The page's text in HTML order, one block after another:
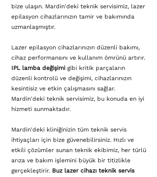
bize ulaşın. Mardin'deki teknik servisimiz, lazer
epilasyon cihazlarınızın tamir ve bakımında
uzmanlaşmıştır.
Lazer epilasyon cihazlarınızın düzenli bakımı,
cihaz performansını ve kullanım ömrünü artırır.
IPL lamba değişimi gibi kritik parçaların
düzenli kontrolü ve değişimi, cihazlarınızın
kesintisiz ve etkin çalışmasını sağlar.
Mardin'deki teknik servisimiz, bu konuda en iyi
hizmeti sunmaktadır.
Mardin'deki kliniğinizin tüm teknik servis
ihtiyaçları için bize güvenebilirsiniz. Hızlı ve
etkili çözümler sunan teknik ekibimiz, her türlü
arıza ve bakım işlemini büyük bir titizlikle
gerçekleştirir. Buz lazer cihazı teknik servis